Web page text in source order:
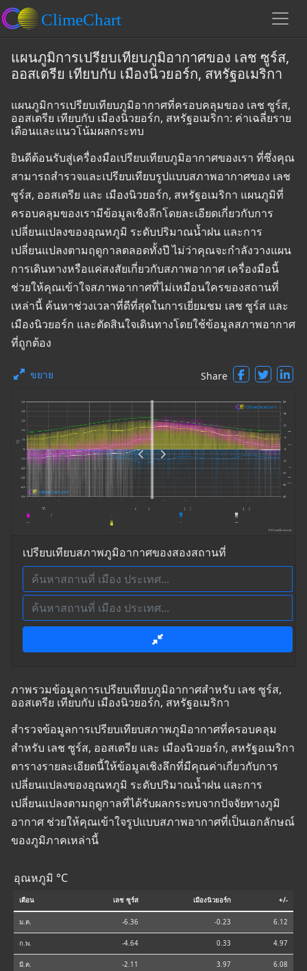
แผนภูมิการเปรียบเทียบภูมิอากาศของ เลช ซูร์ส,
ออสเตรีย เทียบกับ เมืองนิวยอร์ก, สหรัฐอเมริกา
แผนภูมิการเปรียบเทียบภูมิอากาศที่ครอบคลุมของ เลช ซูร์ส,
ออสเตรีย เทียบกับ เมืองนิวยอร์ก, สหรัฐอเมริกา: ค่าเฉลี่ยราย
เดือนและแนวโน้มผลกระทบ
ยินดีต้อนรับสู่เครื่องมือเปรียบเทียบภูมิอากาศของเรา ที่ซึ่งคุณ
สามารถสำรวจและเปรียบเทียบรูปแบบสภาพอากาศของ เลช
ซูร์ส, ออสเตรีย และ เมืองนิวยอร์ก, สหรัฐอเมริกา แผนภูมิที่
ครอบคลุมของเรามีข้อมูลเชิงลึกโดยละเอียดเกี่ยวกับการ
เปลี่ยนแปลงของอุณหภูมิ ระดับปริมาณน้ำฝน และการ
เปลี่ยนแปลงตามฤดูกาลตลอดทั้งปี ไม่ว่าคุณจะกำลังวางแผน
การเดินทางหรือแค่สงสัยเกี่ยวกับสภาพอากาศ เครื่องมือนี้
ช่วยให้คุณเข้าใจสภาพอากาศที่ไม่เหมือนใครของสถานที่
เหล่านี้ ค้นหาช่วงเวลาที่ดีที่สุดในการเยี่ยมชม เลช ซูร์ส และ
เมืองนิวยอร์ก และตัดสินใจเดินทางโดยใช้ข้อมูลสภาพอากาศ
ที่ถูกต้อง
ขยาย Share
เปรียบเทียบสภาพภูมิอากาศของสองสถานที่
ภาพรวมข้อมูลการเปรียบเทียบภูมิอากาศสำหรับ เลช ซูร์ส,
ออสเตรีย เทียบกับ เมืองนิวยอร์ก, สหรัฐอเมริกา
สำรวจข้อมูลการเปรียบเทียบสภาพภูมิอากาศที่ครอบคลุม
สำหรับ เลช ซูร์ส, ออสเตรีย และ เมืองนิวยอร์ก, สหรัฐอเมริกา
ตารางรายละเอียดนี้ให้ข้อมูลเชิงลึกที่มีคุณค่าเกี่ยวกับการ
เปลี่ยนแปลงของอุณหภูมิ ระดับปริมาณน้ำฝน และการ
เปลี่ยนแปลงตามฤดูกาลที่ได้รับผลกระทบจากปัจจัยทางภูมิ
อากาศ ช่วยให้คุณเข้าใจรูปแบบสภาพอากาศที่เป็นเอกลักษณ์
ของภูมิภาคเหล่านี้
อุณหภูมิ °C
เดือน เลช ซูร์ส เมืองนิวยอร์ก +/-
ม.ค. -6.36 -0.23 6.12
ก.พ. -4.64 0.33 4.97
มี.ค. -2.11 3.97 6.08